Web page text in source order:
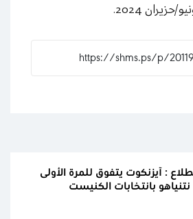
2024.
: آيزنكوت يتفوق للمرة الأولى
بانتخابات الكنيست